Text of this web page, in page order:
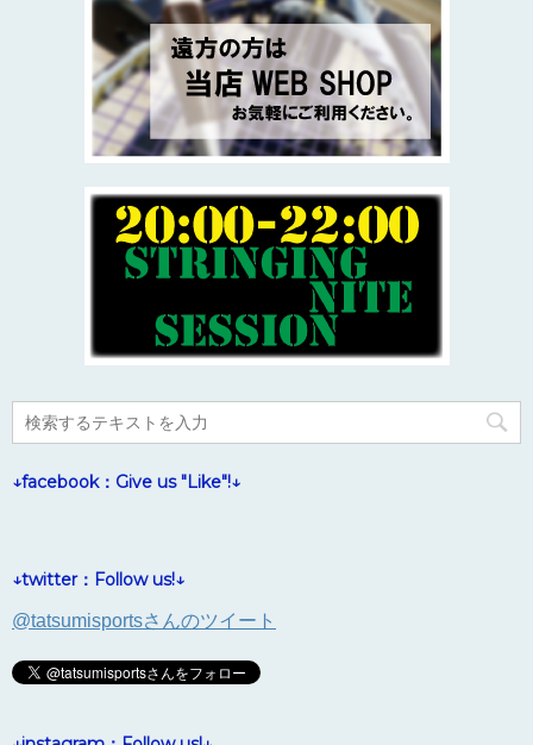
↓facebook：Give us "Like"!↓
↓twitter：Follow us!↓
@tatsumisportsさんのツイート